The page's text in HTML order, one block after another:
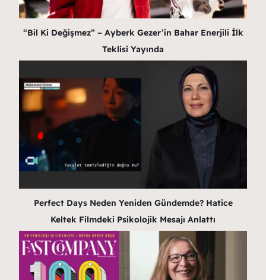
“Bil Ki Değişmez” – Ayberk Gezer’in Bahar Enerjili İlk
Teklisi Yayında
Perfect Days Neden Yeniden Gündemde? Hatice
Keltek Filmdeki Psikolojik Mesajı Anlattı